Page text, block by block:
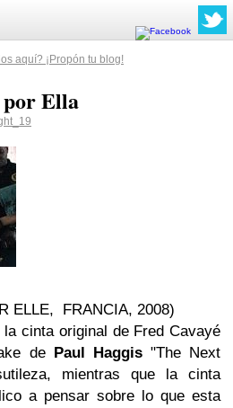
aquí? ¡Propón tu blog!
Ella
ELLE, FRANCIA, 2008)
cinta original de Fred Cavayé
de Paul Haggis"The Next
mientras que la cinta
a pensar sobre lo que esta